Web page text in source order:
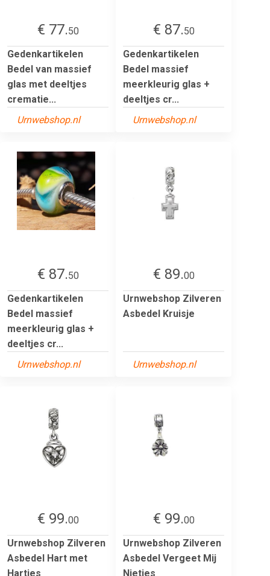
€ 77.50
Gedenkartikelen
Bedel van massief
glas met deeltjes
crematie...
Urnwebshop.nl
€ 87.50
Gedenkartikelen
Bedel massief
meerkleurig glas +
deeltjes cr...
Urnwebshop.nl
€ 87.50
Gedenkartikelen
Bedel massief
meerkleurig glas +
deeltjes cr...
Urnwebshop.nl
€ 89.00
Urnwebshop Zilveren
Asbedel Kruisje
Urnwebshop.nl
€ 99.00
Urnwebshop Zilveren
Asbedel Hart met
Hartjes
€ 99.00
Urnwebshop Zilveren
Asbedel Vergeet Mij
Nietjes